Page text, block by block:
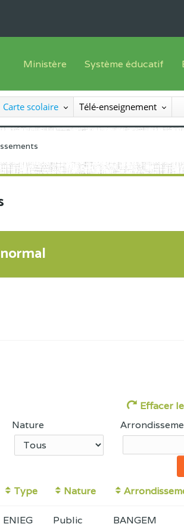
Ministère
Le Ministre
Le SEESEN
Inspection Générale des
Organigramme
Système éducatif
Offre de formation
Progammes d'études
Carte scolaire Télé-enseignement
Effacer
Nature
Type Nature
ENIEG Public BANGEM